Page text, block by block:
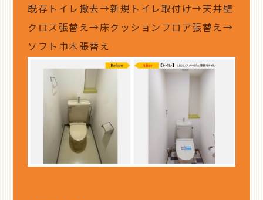
既存トイレ撤去→新規トイレ取付け→天井壁
クロス張替え→床クッションフロア張替え→
ソフト巾木張替え